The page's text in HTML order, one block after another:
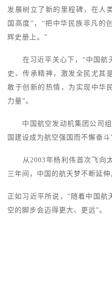
发展树立了新的里程碑，在人
国高度”，“把中华民族非凡的
辉史册上。”
在习近平关心下，“中国航
史、传承精神，激发全民尤其
敢于创新的热情，为实现中华
力量”。
中国航空发动机集团公司组
国建设成为航空强国而不懈奋斗”
从2003年杨利伟首次飞向太
三年间，中国的航天梦不断延伸
正如习近平所说，“随着中国
空的脚步会迈得更大、更远”。